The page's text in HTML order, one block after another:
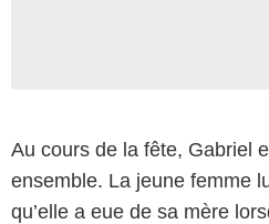
Au cours de la fête, Gabriel
ensemble. La jeune femme
qu’elle a eue de sa mère